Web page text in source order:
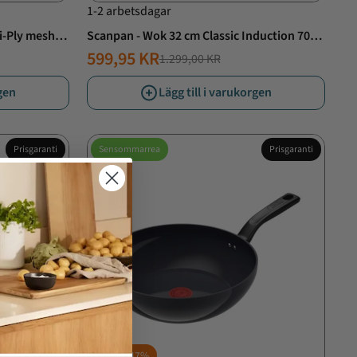
Ply mesh
1-2 arbetsdagar
Scanpan - Wok 32 cm Classic Induction 70-
årsjubileum
NORMALT
PRIS
1.299,00 KR
ERBJUDANDE
PRIS
599,95 KR
Lägg till i varukorgen
Prisgaranti Sensommarrea Prisgaranti